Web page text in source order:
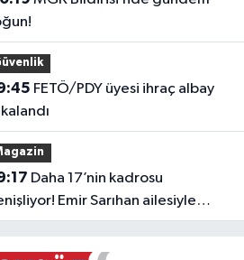
Emir Sarıhan ailesiyle